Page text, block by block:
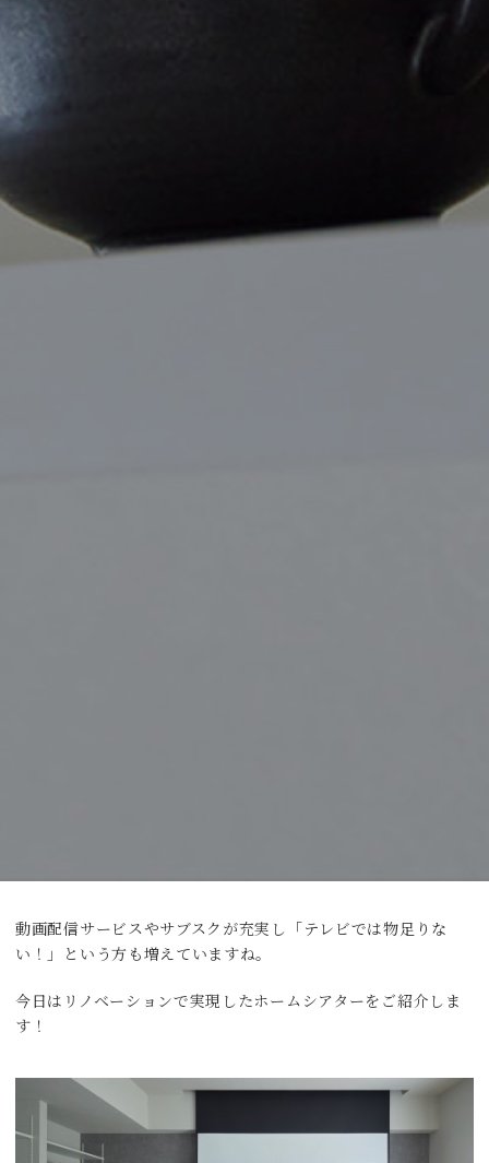
動画配信サービスやサブスクが充実し「テレビでは物足りな
い！」という方も増えていますね。
今日はリノベーションで実現したホームシアターをご紹介しま
す！